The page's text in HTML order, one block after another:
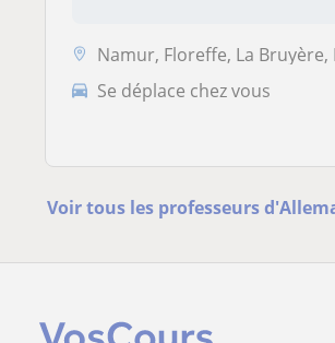
Namur, Floreffe, La Bruyère,
Se déplace chez vous
Voir tous les professeurs